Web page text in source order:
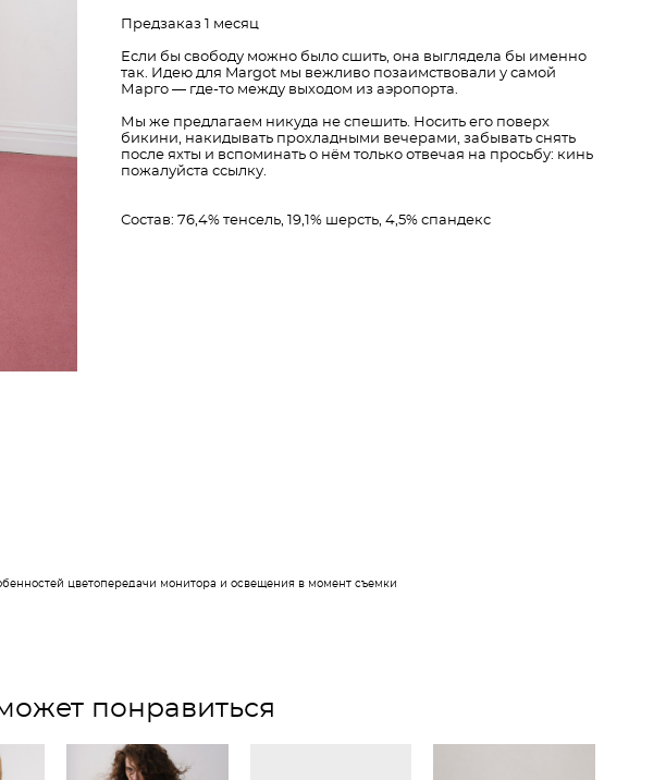
Предзаказ 1 месяц
Если бы свободу можно было сшить, она выглядела бы именно
так. Идею для Margot мы вежливо позаимствовали у самой
Марго — где-то между выходом из аэропорта.
Мы же предлагаем никуда не спешить. Носить его поверх
бикини, накидывать прохладными вечерами, забывать снять
после яхты и вспоминать о нём только отвечая на просьбу: кинь
пожалуйста ссылку.
Состав: 76,4% тенсель, 19,1% шерсть, 4,5% спандекс
цветопередачи монитора и освещения в момент съемки
понравиться